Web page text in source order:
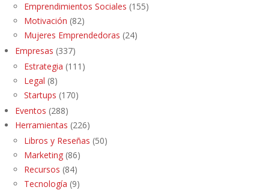
Emprendimientos Sociales (155)
Motivación (82)
Mujeres Emprendedoras (24)
Empresas (337)
Estrategia (111)
Legal (8)
Startups (170)
Eventos (288)
Herramientas (226)
Libros y Reseñas (50)
Marketing (86)
Recursos (84)
Tecnología (9)